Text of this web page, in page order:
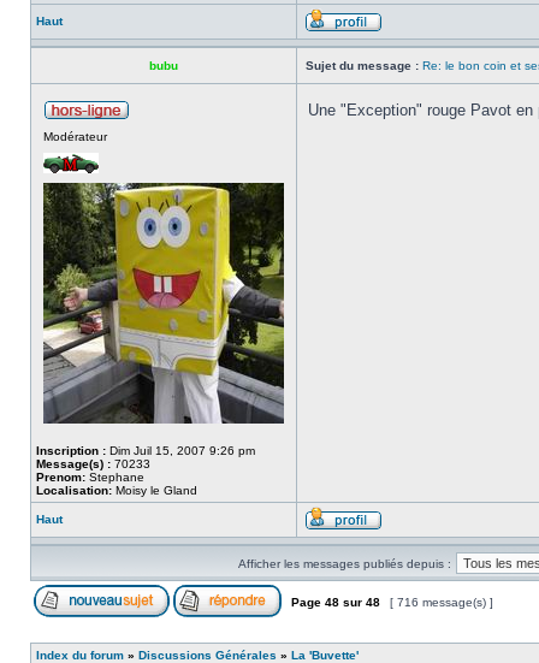
Haut
bubu Sujet du message : Re: le bon coin et
Modérateur
Inscription : Dim Juil 15, 2007 9:26 pm
Message(s) : 70233
Prenom: Stephane
Localisation: Moisy le Gland
Une "Exception" rouge Pavot
Haut
Afficher les messages publiés depuis :
Page 48 sur 48 [ 716 message(s) ]
Index du forum » Discussions Générales » La 'Buvette'